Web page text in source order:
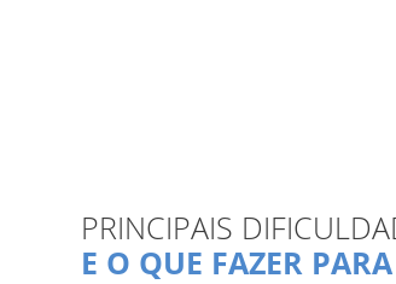
PRINCIPAIS
E O QUE FAZER